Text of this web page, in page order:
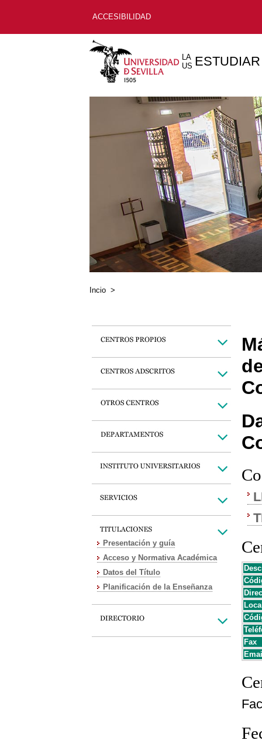
ACCESIBILIDAD
LA
US ESTUDIAR
Incio >
Presentación y guía
Acceso y Normativa Académica
Datos del Título
Planificación de la Enseñanza
Fax